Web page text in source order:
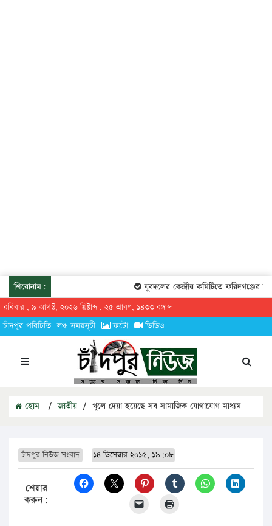
শিরোনাম: যুবদলের কেন্দ্রীয় কমিটিতে ফরিদগঞ্জের
রবিবার , ৯ আগস্ট, ২০২৬ খ্রিষ্টাব্দ , ২৫ শ্রাবণ, ১৪৩৩ বঙ্গাব্দ
চাঁদপুর পরিচিতি লঞ্চ সময়সূচী ফটো ভিডিও
হোম / জাতীয় / খুলে দেয়া হয়েছে সব সামাজিক যোগাযোগ মাধ্যম
চাঁদপুর নিউজ সংবাদ ১৪ ডিসেম্বার ২০১৫, ১৯:০৮
শেয়ার
করুন: